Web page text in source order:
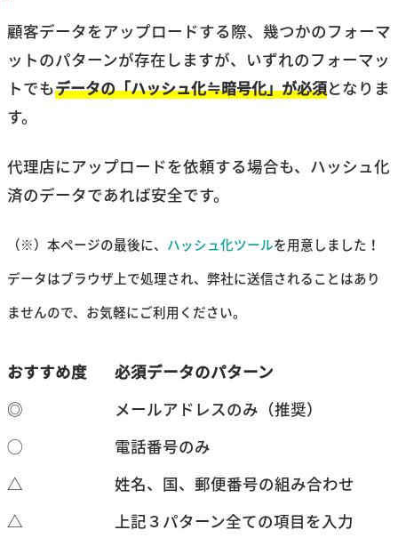
顧客データをアップロードする際、幾つかのフォーマ
ットのパターンが存在しますが、いずれのフォーマッ
トでもデータの「ハッシュ化≒暗号化」が必須となりま
す。
代理店にアップロードを依頼する場合も、ハッシュ化
済のデータであれば安全です。
（※）本ページの最後に、 ハッシュ化ツールを用意しました！
データはブラウザ上で処理され、弊社に送信されることはあり
ませんので、お気軽にご利用ください。
おすすめ度
必須データのパターン
◎
メールアドレスのみ（推奨）
◯
電話番号のみ
△
姓名、国、郵便番号の組み合わせ
△
上記３パターン全ての項目を入力